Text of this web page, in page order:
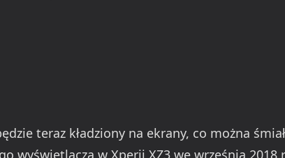
teraz kładziony na ekrany, co można
wyświetlacza w Xperii XZ3 we września 2018